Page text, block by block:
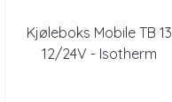
Kjøleboks Mobile TB 13
12/24V - Isotherm